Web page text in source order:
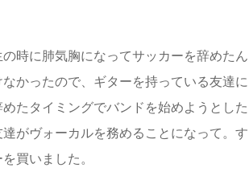
時に肺気胸になってサッカーを辞めたん
かったので、ギターを持っている友達に
たタイミングでバンドを始めようとした
がヴォーカルを務めることになって。す
買いました。